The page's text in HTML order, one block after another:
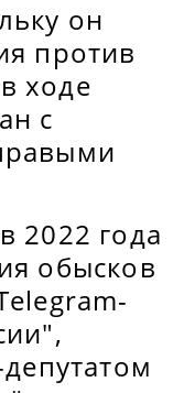
он
против
ходе
с
2022 года
обысков